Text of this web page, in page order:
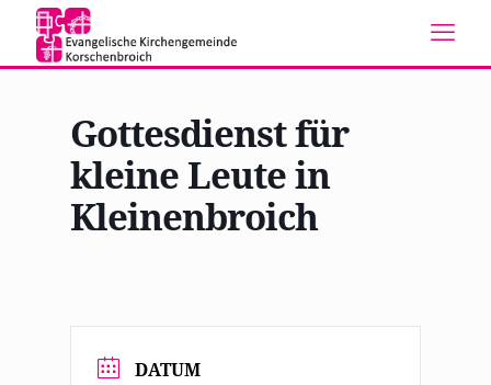
Gottesdienst für
kleine Leute in
Kleinenbroich
DATUM